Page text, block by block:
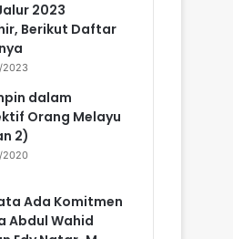
2023
Berikut Daftar
dalam
Orang Melayu
2)
2020
Ada Komitmen
Abdul Wahid